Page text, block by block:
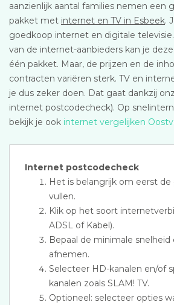
aanzienlijk aantal families nemen een
pakket met internet en TV in Esbeek.
goedkoop internet en digitale
van de internet-aanbieders kan je
één pakket. Maar, de prijzen en de
contracten variëren sterk. TV en
je dus zeker doen. Dat gaat dankzij
internet postcodecheck). Op
bekijk je ook internet vergelijken
Internet postcodecheck
Het is belangrijk om eerst
vullen.
Klik op het soort
ADSL of Kabel).
Bepaal de minimale snelheid
afnemen.
Selecteer HD-kanalen en/of
kanalen zoals SLAM! TV.
Optioneel: selecteer opties